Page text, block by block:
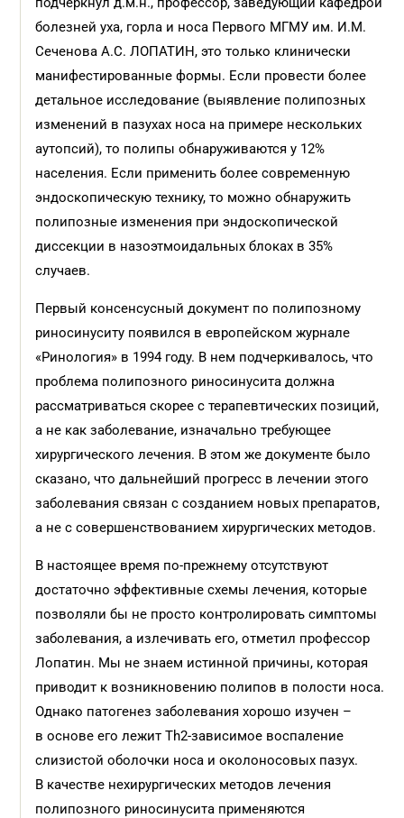
болезней уха, горла и носа Первого МГМУ им. И.М.
Сеченова А.С. ЛОПАТИН, это только клинически
манифестированные формы. Если провести более
детальное исследование (выявление полипозных
изменений в пазухах носа на примере нескольких
аутопсий), то полипы обнаруживаются у 12%
населения. Если применить более современную
эндоскопическую технику, то можно обнаружить
полипозные изменения при эндоскопической
диссекции в назоэтмоидальных блоках в 35%
случаев.
Первый консенсусный документ по полипозному
риносинуситу появился в европейском журнале
«Ринология» в 1994 году. В нем подчеркивалось, что
проблема полипозного риносинусита должна
рассматриваться скорее с терапевтических позиций,
а не как заболевание, изначально требующее
хирургического лечения. В этом же документе было
сказано, что дальнейший прогресс в лечении этого
заболевания связан с созданием новых препаратов,
а не с совершенствованием хирургических методов.
В настоящее время по-прежнему отсутствуют
достаточно эффективные схемы лечения, которые
позволяли бы не просто контролировать симптомы
заболевания, а излечивать его, отметил профессор
Лопатин. Мы не знаем истинной причины, которая
приводит к возникновению полипов в полости носа.
Однако патогенез заболевания хорошо изучен –
в основе его лежит Th2-зависимое воспаление
слизистой оболочки носа и околоносовых пазух.
В качестве нехирургических методов лечения
полипозного риносинусита применяются